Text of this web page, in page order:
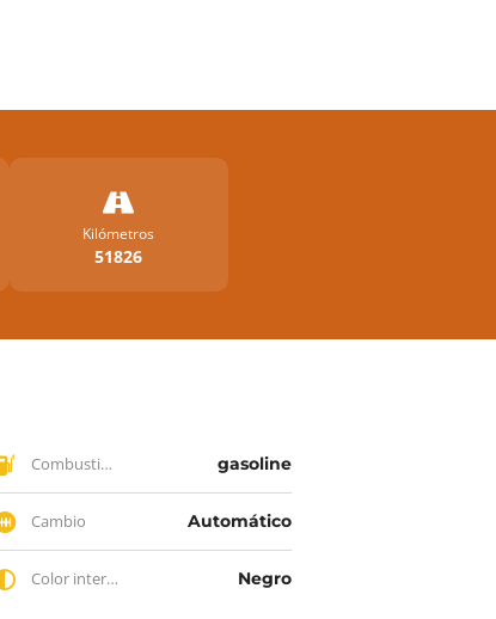
Kilómetros
51826
Combustible gasoline
Cambio Automático
Color interior Negro